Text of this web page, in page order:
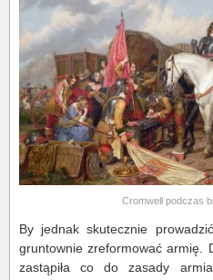
Cromwell podczas
By jednak skutecznie
gruntownie zreformować armię.
zastąpiła co do zasady